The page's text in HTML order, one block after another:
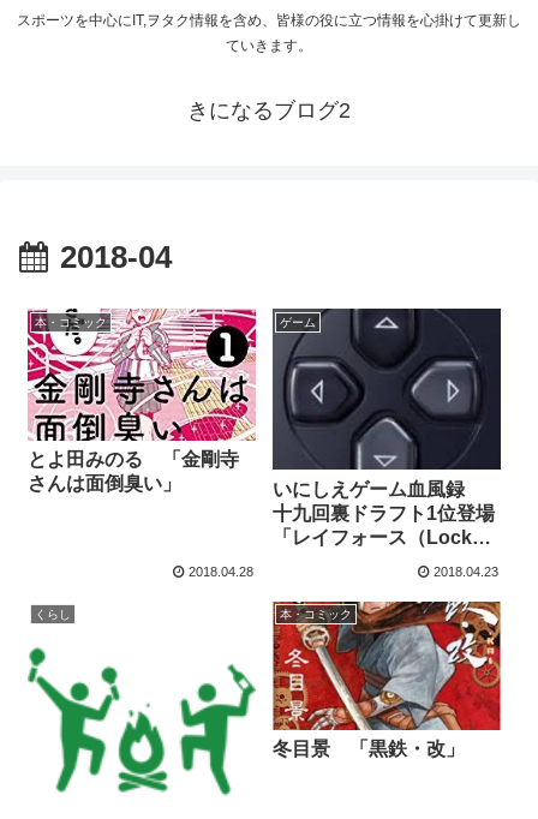
スポーツを中心にIT,ヲタク情報を含め、皆様の役に立つ情報を心掛けて更新し
ていきます。
きになるブログ2
2018-04
本・コミック
とよ田みのる 「金剛寺
さんは面倒臭い」
2018.04.28
ゲーム
いにしえゲーム血風録
十九回裏ドラフト1位登場
「レイフォース（Lock
2018.04.23
くらし 本・コミック
冬目景 「黒鉄・改」